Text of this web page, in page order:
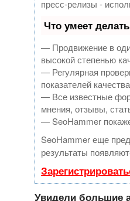
пресс-релизы -
Что умеет
— Продвижение в
высокой степенью
— Регулярная
показателей
— Все известные
мнения, отзывы,
— SeoHammer
SeoHammer еще
результаты
Увидели большие